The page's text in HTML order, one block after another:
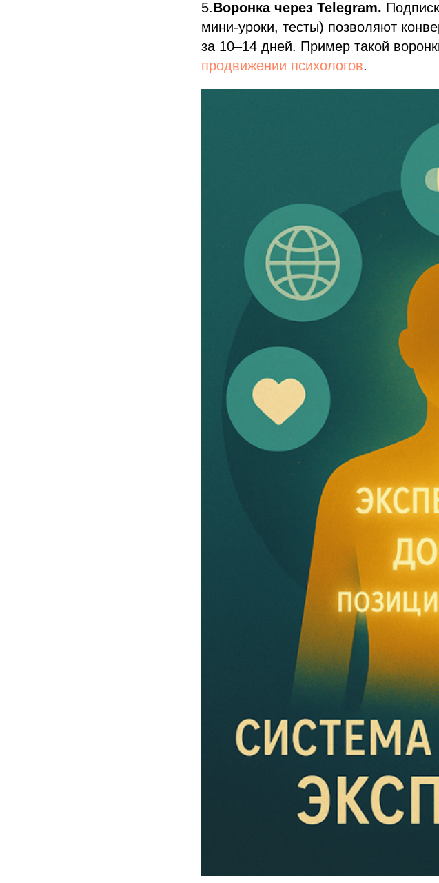
5.Воронка через Telegram.
мини-уроки, тесты) позволяют
за 10–14 дней. Пример такой
продвижении психологов.